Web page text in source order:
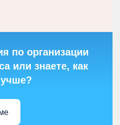
по организации
или знаете, как